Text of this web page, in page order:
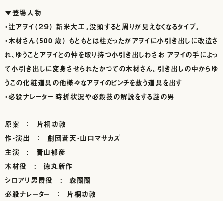
▼登場人物
・辻アヲイ（２９） 新米大工。没頭すると周りが見えなくなるタイプ。
・木材さん（500 歳） もともとは柱だったがアヲイに小引き出しに改造さ
れ、ゆうことアヲイとの仲を取り持つ小引き出しわさお アヲイの手によっ
て小引き出しに変身させられたかつての木材さん。引き出しの中からゆ
うこの化粧道具の他様々なアヲイのピンチを救う道具を出す
・必殺ナレーター 時折状況や必殺技の解説をする謎の男
原案 ： 片桐功敦
作・演出 ： 劇団蒼天・山口マサカズ
主演 : 青山郁彦
木材役 : 徳丸新作
シロアリ男爵役 : 森蘭蘭
必殺ナレーター ： 片桐功敦